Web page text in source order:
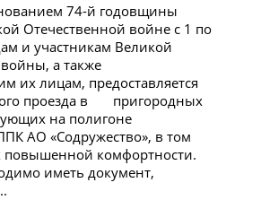
74-й годовщины
Отечественной войне с 1 по
и участникам Великой
а также
их лицам, предоставляется
проезда в пригородных
на полигоне
АО «Содружество», в том
повышенной комфортности.
иметь документ,